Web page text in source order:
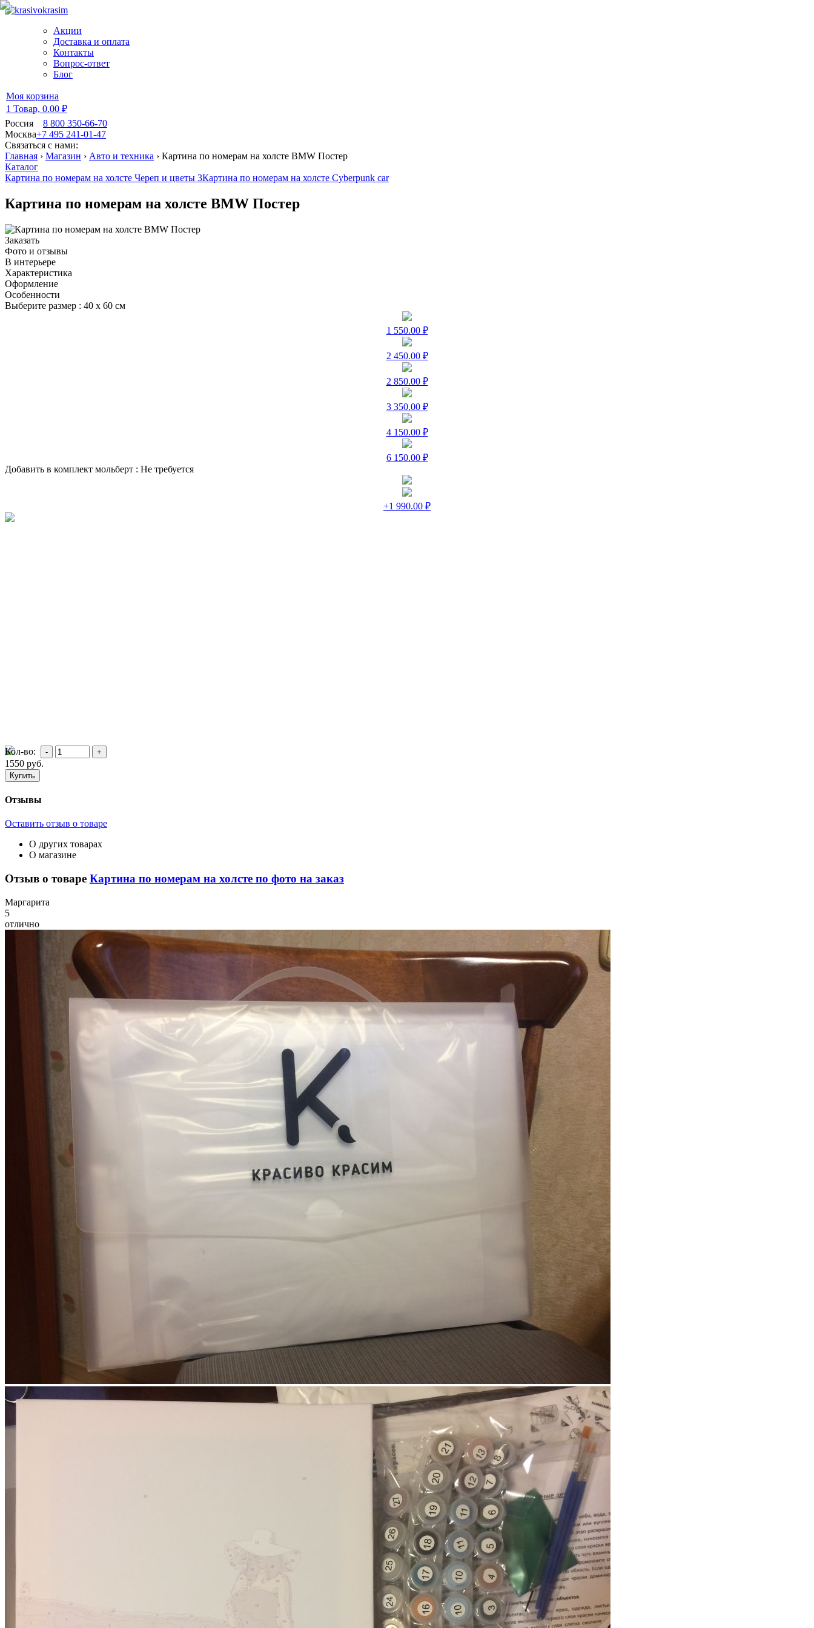
Акции
Доставка и оплата
Контакты
Вопрос-ответ
Блог
Моя корзина
1 Товар, 0.00 ₽
Россия
8 800 350-66-70
Москва+7 495 241-01-47
Связаться с нами:
Главная › Магазин › Авто и техника › Картина по номерам на холсте BMW Постер
Каталог
Картина по номерам на холсте Череп и цветы 3Картина по номерам на холсте Cyberpunk car
Картина по номерам на холсте BMW Постер
Заказать
Фото и отзывы
В интерьере
Характеристика
Оформление
Особенности
Выберите размер : 40 х 60 см
1 550.00 ₽
2 450.00 ₽
2 850.00 ₽
3 350.00 ₽
4 150.00 ₽
6 150.00 ₽
Добавить в комплект мольберт : Не требуется
+1 990.00 ₽
Кол-во:
1550 руб.
Отзывы
Оставить отзыв о товаре
О других товарах
О магазине
Отзыв о товаре Картина по номерам на холсте по фото на заказ
Маргарита
5
отлично